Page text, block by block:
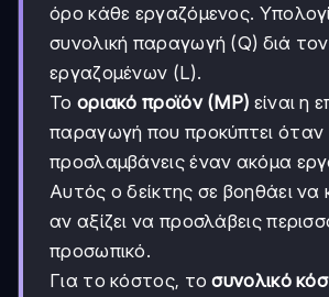
όρο κάθε εργαζόμενος.
συνολική παραγωγή (Q) διά
εργαζομένων (L).
Το οριακό προϊόν (MP) είναι η
παραγωγή που προκύπτει όταν
προσλαμβάνεις έναν ακόμα
Αυτός ο δείκτης σε βοηθάει να
αν αξίζει να προσλάβεις
προσωπικό.
Για το κόστος, τοσυνολικό